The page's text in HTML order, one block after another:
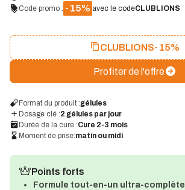
Code promo : -15% avec le codeCLUBLIONS
CLUBLIONS-15%
Profiter de l'offre
Format du produit :gélules
Dosage clé :2 gélules par jour
Durée de la cure :Cure 2-3 mois
Moment de prise:matin ou midi
Points forts
Formule tout-en-un ultra-complète